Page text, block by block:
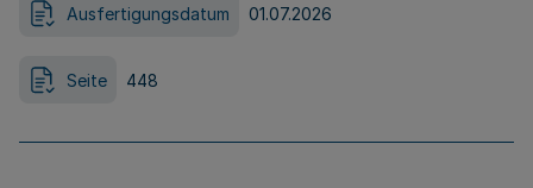
Ausfertigungsdatum 01.07.2026
Seite 448